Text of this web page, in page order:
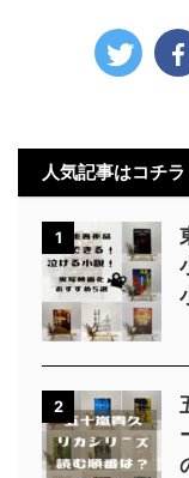
人気記事はコチラ
1
2